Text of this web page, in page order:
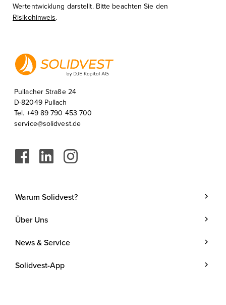
Wertentwicklung darstellt. Bitte beachten Sie den
Risikohinweis.
Pullacher Straße 24
D-82049 Pullach
Tel. +49 89 790 453 700
service@solidvest.de
Warum Solidvest?
Geldanlage
Investmentstrategie
Investmentprozess
Über Uns
Unternehmen
Kosten
News & Service
Blog
Solidvest-App